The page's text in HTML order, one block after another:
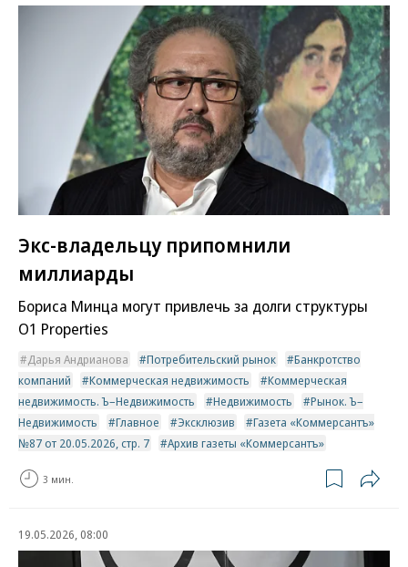
Экс-владельцу припомнили
миллиарды
Бориса Минца могут привлечь за долги структуры
O1 Properties
Дарья Андрианова Потребительский рынок
Банкротство
компаний
Коммерческая недвижимость
Коммерческая
недвижимость. Ъ–Недвижимость
Недвижимость
Рынок. Ъ–
Недвижимость
Главное Эксклюзив
Газета «Коммерсантъ»
№87 от 20.05.2026, стр. 7
Архив газеты «Коммерсантъ»
3 мин.
19.05.2026, 08:00